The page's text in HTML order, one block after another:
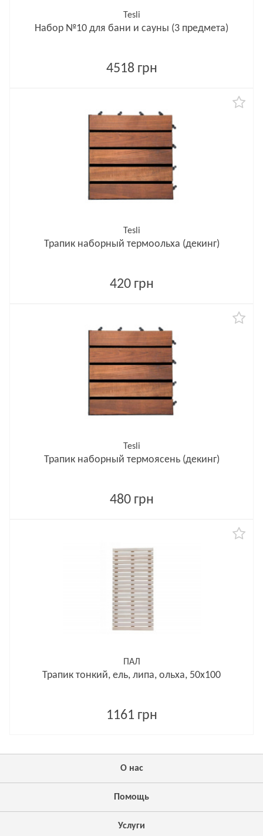
Tesli
Набор №10 для бани и сауны (3 предмета)
4518 грн
Tesli
Трапик наборный термоольха (декинг)
420 грн
Tesli
Трапик наборный термоясень (декинг)
480 грн
ПАЛ
Трапик тонкий, ель, липа, ольха, 50х100
1161 грн
О нас
Помощь
Услуги